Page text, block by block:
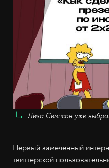
Лиза Симпсон уже
Первый замеченный
твиттерской